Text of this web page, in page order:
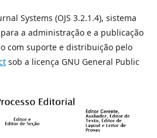
Systems (OJS 3.2.1.4), sistema
a administração e a publicação
com suporte e distribuição pelo
sob a licença GNU General Public